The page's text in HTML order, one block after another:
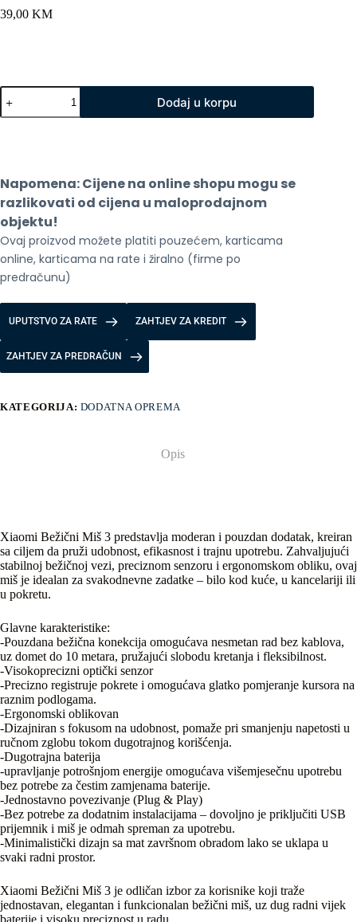
39,00 KM
Xiaomi
Bežični
Miš
Dodaj u korpu
Napomena: Cijene na online shopu mogu se
razlikovati od cijena u maloprodajnom
objektu!
Ovaj proizvod možete platiti pouzećem, karticama
online, karticama na rate i žiralno (firme po
predračunu)
UPUTSTVO ZA RATE ZAHTJEV ZA KREDIT
ZAHTJEV ZA PREDRAČUN
KATEGORIJA: DODATNA OPREMA
Opis
Xiaomi Bežični Miš 3 predstavlja moderan i pouzdan dodatak, kreiran
sa ciljem da pruži udobnost, efikasnost i trajnu upotrebu. Zahvaljujući
stabilnoj bežičnoj vezi, preciznom senzoru i ergonomskom obliku, ovaj
miš je idealan za svakodnevne zadatke – bilo kod kuće, u kancelariji ili
u pokretu.
Glavne karakteristike:
-Pouzdana bežična konekcija omogućava nesmetan rad bez kablova,
uz domet do 10 metara, pružajući slobodu kretanja i fleksibilnost.
-Visokoprecizni optički senzor
-Precizno registruje pokrete i omogućava glatko pomjeranje kursora na
raznim podlogama.
-Ergonomski oblikovan
-Dizajniran s fokusom na udobnost, pomaže pri smanjenju napetosti u
ručnom zglobu tokom dugotrajnog korišćenja.
-Dugotrajna baterija
-upravljanje potrošnjom energije omogućava višemjesečnu upotrebu
bez potrebe za čestim zamjenama baterije.
-Jednostavno povezivanje (Plug & Play)
-Bez potrebe za dodatnim instalacijama – dovoljno je priključiti USB
prijemnik i miš je odmah spreman za upotrebu.
-Minimalistički dizajn sa mat završnom obradom lako se uklapa u
svaki radni prostor.
Xiaomi Bežični Miš 3 je odličan izbor za korisnike koji traže
jednostavan, elegantan i funkcionalan bežični miš, uz dug radni vijek
baterije i visoku preciznost u radu.